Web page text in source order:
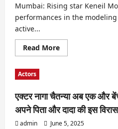
है
पैरलल
लीड
Mumbai: Rising star Keneil
performances in the
active...
Read MoreRead
more
Actor
Keneil
Modi
Will
Star
Actors
एक्टर नागा चैतन्या अब एक और
अपने पिता और दादा की इस
admin June 5, 2025